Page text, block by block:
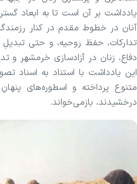
یادداشت بر آن است تا به ابعاد
آنان در خطوط مقدم در کنار
تدارکات، حفظ روحیه، و حتی تبدیلِ
دفاع، زنان در آزادسازی خرمشهر و
این یادداشت با استناد به اسناد
متنوع پرداخته و اسطوره‌های
درخشیدند، بازمی‌خواند.